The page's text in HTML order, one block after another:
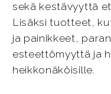
sekä kestävyyttä
Lisäksi tuotteet,
ja painikkeet,
esteettömyyttä ja
heikkonäköisille.